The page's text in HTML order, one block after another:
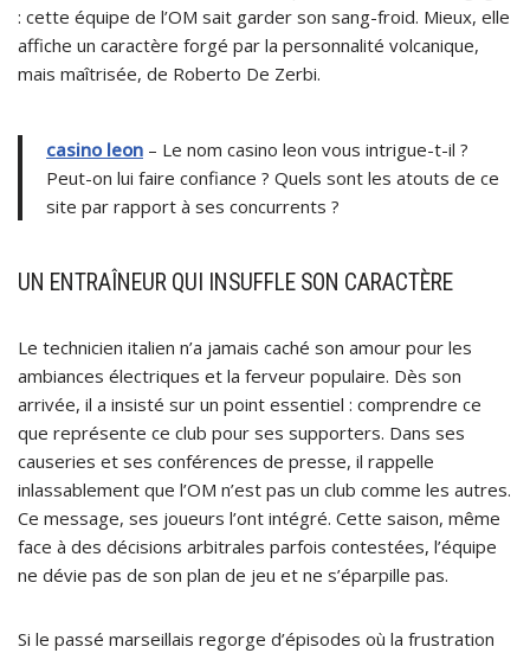
: cette équipe de l’OM sait garder son sang-froid. Mieux, elle
affiche un caractère forgé par la personnalité volcanique,
mais maîtrisée, de Roberto De Zerbi.
casino leon – Le nom casino leon vous intrigue-t-il ?
Peut-on lui faire confiance ? Quels sont les atouts de ce
site par rapport à ses concurrents ?
UN ENTRAÎNEUR QUI INSUFFLE SON CARACTÈRE
Le technicien italien n’a jamais caché son amour pour les
ambiances électriques et la ferveur populaire. Dès son
arrivée, il a insisté sur un point essentiel : comprendre ce
que représente ce club pour ses supporters. Dans ses
causeries et ses conférences de presse, il rappelle
inlassablement que l’OM n’est pas un club comme les autres.
Ce message, ses joueurs l’ont intégré. Cette saison, même
face à des décisions arbitrales parfois contestées, l’équipe
ne dévie pas de son plan de jeu et ne s’éparpille pas.
Si le passé marseillais regorge d’épisodes où la frustration